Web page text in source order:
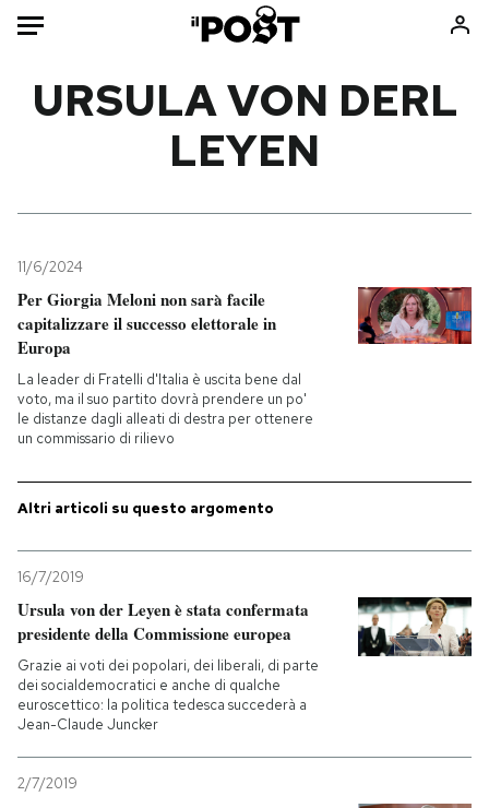
Mondo
Tecnologia
Internet
Cultura
Economia
Sport
Libri
Europa
Altrecose
NEWSLETTER
I MIEI PREFERITI
URSULA VON DERL
LEYEN
11/6/2024
Per Giorgia Meloni non sarà facile
capitalizzare il successo elettorale in
Europa
La leader di Fratelli d'Italia è uscita bene dal
voto, ma il suo partito dovrà prendere un po'
le distanze dagli alleati di destra per ottenere
un commissario di rilievo
Altri articoli su questo argomento
16/7/2019
Ursula von der Leyen è stata confermata
presidente della Commissione europea
Grazie ai voti dei popolari, dei liberali, di parte
dei socialdemocratici e anche di qualche
euroscettico: la politica tedesca succederà a
Jean-Claude Juncker
2/7/2019